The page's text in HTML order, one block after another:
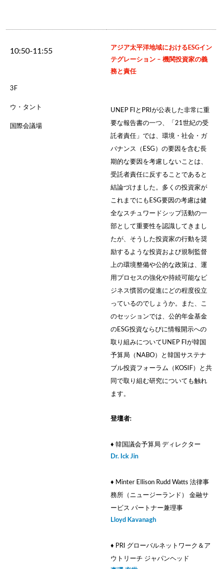
10:50-11:55
3F
ウ・タント
国際会議場
アジア太平洋地域におけるESGイン
テグレーション – 機関投資家の義
務と責任
UNEP FIとPRIが公表した非常に重
要な報告書の一つ、「21世紀の受
託者責任」では、環境・社会・ガ
バナンス（ESG）の要因を含む長
期的な要因を考慮しないことは、
受託者責任に反することであると
結論づけました。多くの投資家が
これまでにもESG要因の考慮は健
全なスチュワードシップ活動の一
部として重要性を認識してきまし
たが、そうした投資家の行動を奨
励するような投資および規制監督
上の環境整備や公的な政策は、運
用プロセスの強化や持続可能なビ
ジネス慣習の促進にどの程度役立
っているのでしょうか。また、こ
のセッションでは、公的年金基金
のESG投資ならびに情報開示への
取り組みについてUNEP FIが韓国
予算局（NABO）と韓国サステナ
ブル投資フォーラム（KOSIF）と共
同で取り組む研究についても触れ
ます。
登壇者:
♦ 韓国議会予算局 ディレクター
Dr. Ick Jin
♦ Minter Ellison Rudd Watts 法律事
務所（ニュージーランド） 金融サ
ービス パートナー兼理事
Lloyd Kavanagh
♦ PRI グローバルネットワーク＆ア
ウトリーチ ジャパンヘッド